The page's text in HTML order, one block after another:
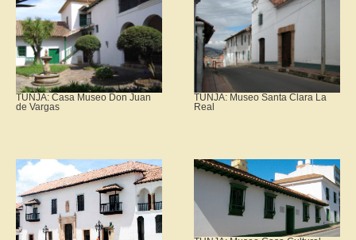
TUNJA: Casa Museo Don Juan
de Vargas
TUNJA: Museo Santa Clara La
Real